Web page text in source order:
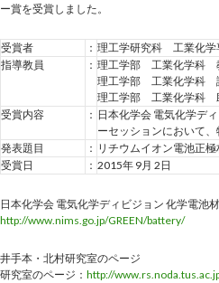
ー賞を受賞しました。
受賞者 ： 理工学研究科 工業化
指導教員
： 理工学部 工業化学科
理工学部 工業化学科
理工学部 工業化学科
受賞内容
： 日本化学会 電気化学デ
ーセッションにおいて
発表題目
： リチウムイオン電池正
受賞日
： 2015年 9月 2日
日本化学会 電気化学ディビジョン 化学電池
http://www.nims.go.jp/GREEN/battery/
井手本・北村研究室のページ
研究室のページ： http://